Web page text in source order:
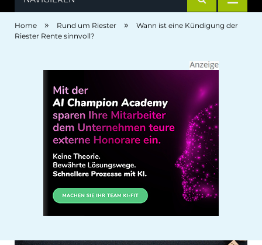
Home » Rund um Riester »
Wann ist eine Kündigung der
Riester Rente sinnvoll?